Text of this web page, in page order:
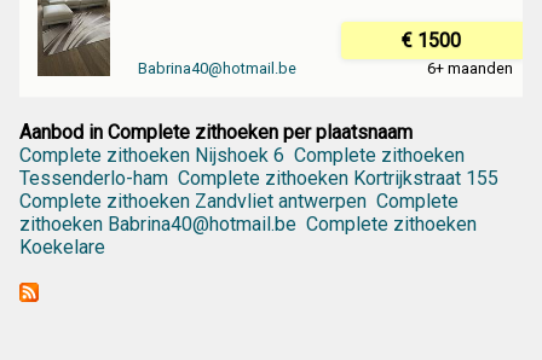
€ 1500
Babrina40@hotmail.be 6+ maanden
Aanbod in Complete zithoeken per plaatsnaam
Complete zithoeken Nijshoek 6 Complete zithoeken
Tessenderlo-ham Complete zithoeken Kortrijkstraat 155
Complete zithoeken Zandvliet antwerpen Complete
zithoeken Babrina40@hotmail.be Complete zithoeken
Koekelare